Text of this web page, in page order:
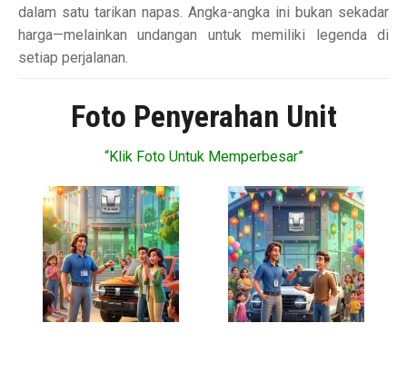
dalam satu tarikan napas. Angka-angka ini bukan sekadar
harga—melainkan undangan untuk memiliki legenda di
setiap perjalanan.
Foto Penyerahan Unit
“Klik Foto Untuk Memperbesar”